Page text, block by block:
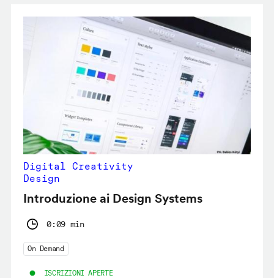
Digital Creativity
Design
Introduzione ai Design Systems
0:09 min
On Demand
ISCRIZIONI APERTE